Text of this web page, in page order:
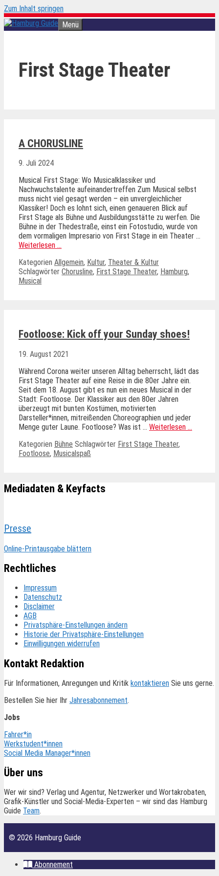
Zum Inhalt springen
Menü
First Stage Theater
A CHORUSLINE
9. Juli 2024
Musical First Stage: Wo Musicalklassiker und
Nachwuchstalente aufeinandertreffen Zum Musical selbst
muss nicht viel gesagt werden – ein unvergleichlicher
Klassiker! Doch es lohnt sich, einen genaueren Blick auf
First Stage als Bühne und Ausbildungsstätte zu werfen. Die
Bühne in der Thedestraße, einst ein Fotostudio, wurde von
dem vormaligen Impresario von First Stage in ein Theater …
Weiterlesen …
Kategorien Allgemein, Kultur, Theater & Kultur
Schlagwörter Chorusline, First Stage Theater, Hamburg,
Musical
Footloose: Kick off your Sunday shoes!
19. August 2021
Während Corona weiter unseren Alltag beherrscht, lädt das
First Stage Theater auf eine Reise in die 80er Jahre ein.
Seit dem 18. August gibt es nun ein neues Musical in der
Stadt: Footloose. Der Klassiker aus den 80er Jahren
überzeugt mit bunten Kostümen, motivierten
Darsteller*innen, mitreißenden Choreographien und jeder
Menge guter Laune. Footloose? Was ist … Weiterlesen …
Kategorien Bühne Schlagwörter First Stage Theater,
Footloose, Musicalspaß
Mediadaten & Keyfacts
Presse
Online-Printausgabe blättern
Rechtliches
Impressum
Datenschutz
Disclaimer
AGB
Privatsphäre-Einstellungen ändern
Historie der Privatsphäre-Einstellungen
Einwilligungen widerrufen
Kontakt Redaktion
Für Informationen, Anregungen und Kritik kontaktieren Sie uns gerne.
Bestellen Sie hier Ihr Jahresabonnement.
Jobs
Fahrer*in
Werkstudent*innen
Social Media Manager*innen
Über uns
Wer wir sind? Verlag und Agentur, Netzwerker und Wortakrobaten,
Grafik-Künstler und Social-Media-Experten – wir sind das Hamburg
Guide Team.
© 2026 Hamburg Guide
Abonnement